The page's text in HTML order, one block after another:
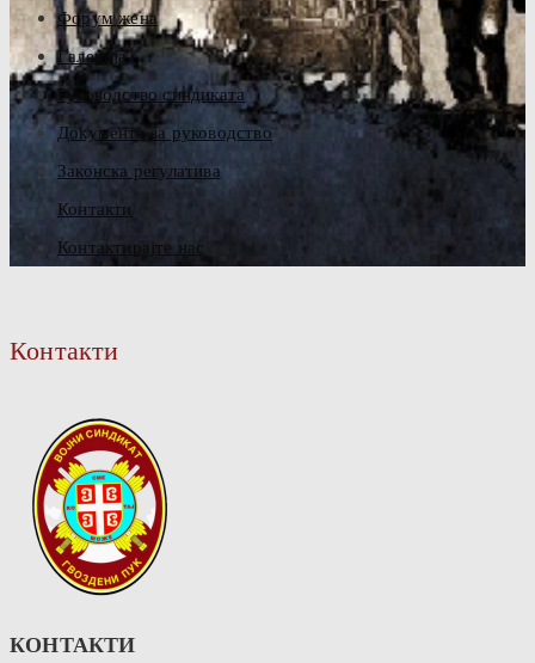
Форум жена
Галерија
Руководство синдиката
Документа за руководство
Законска регулатива
Контакти
Контактирајте нас
Контакти
КОНТАКТИ